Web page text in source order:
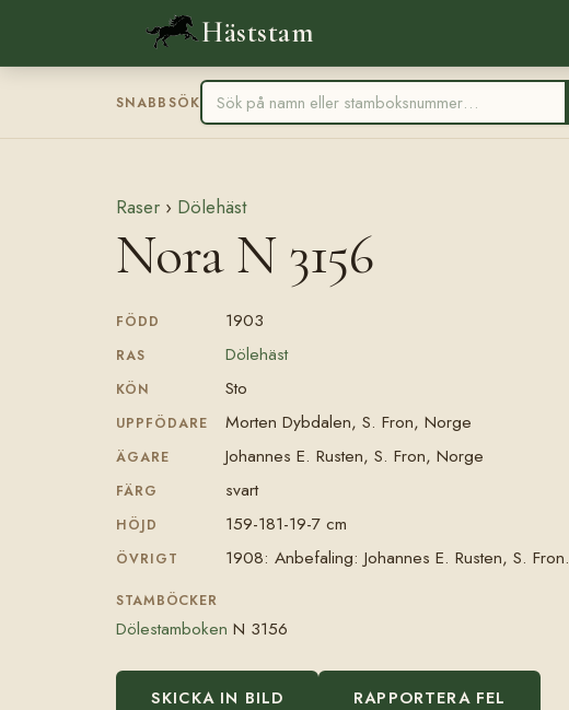
Häststam
SNABBSÖK
Raser › Dölehäst
Nora N 3156
FÖDD 1903
RAS Dölehäst
KÖN Sto
UPPFÖDARE Morten Dybdalen, S. Fron, Norge
ÄGARE Johannes E. Rusten, S. Fron, Norge
FÄRG svart
HÖJD 159-181-19-7 cm
ÖVRIGT 1908: Anbefaling: Johannes E. Rusten, S. Fron.
STAMBÖCKER
Dölestamboken N 3156
SKICKA IN BILD RAPPORTERA FEL